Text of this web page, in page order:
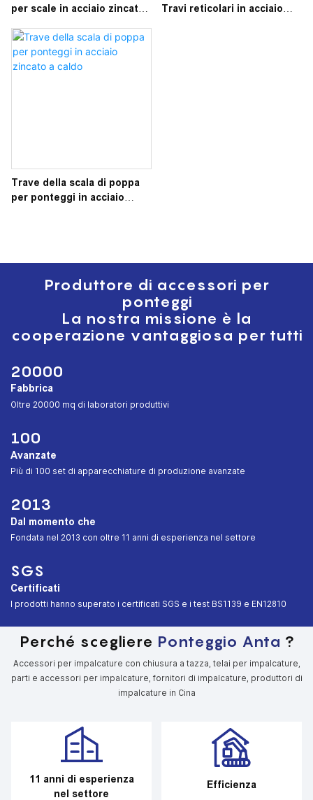
per scale in acciaio zincato
Travi reticolari in acciaio
Trave della scala di poppa
per ponteggi in acciaio
Produttore di accessori per
ponteggi
La nostra missione è la
cooperazione vantaggiosa per tutti
20000
Fabbrica
︎Oltre 20000 mq di laboratori produttivi
100
Avanzate
︎Più di 100 set di apparecchiature di produzione avanzate
2013
Dal momento che
︎Fondata nel 2013 con oltre 11 anni di esperienza nel settore
SGS
Certificati
︎I prodotti hanno superato i certificati SGS e i test BS1139 e EN12810
Perché scegliere Ponteggio Anta ?
Accessori per impalcature con chiusura a tazza, telai per impalcature,
parti e accessori per impalcature, fornitori di impalcature, produttori di
impalcature in Cina
11 anni di esperienza
nel settore
Efficienza